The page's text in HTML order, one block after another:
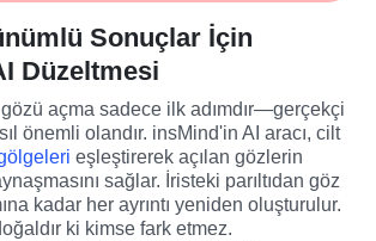
Sonuçlar İçin
Düzeltmesi
açma sadece ilk adımdır—gerçekçi
önemli olandır. insMind'in AI aracı, cilt
eşleştirerek açılan gözlerin
sağlar. İristeki parıltıdan göz
kadar her ayrıntı yeniden oluşturulur.
ki kimse fark etmez.